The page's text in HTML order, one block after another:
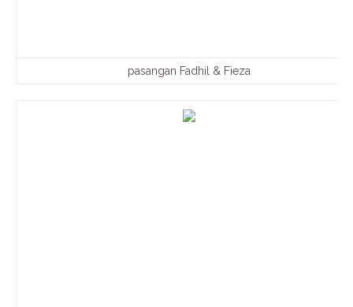
pasangan Fadhil & Fieza